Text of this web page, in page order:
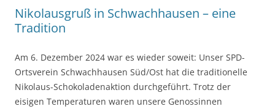
Nikolausgruß in Schwachhausen – eine
Tradition
Am 6. Dezember 2024 war es wieder soweit: Unser SPD-
Ortsverein Schwachhausen Süd/Ost hat die traditionelle
Nikolaus-Schokoladenaktion durchgeführt. Trotz der
eisigen Temperaturen waren unsere Genossinnen